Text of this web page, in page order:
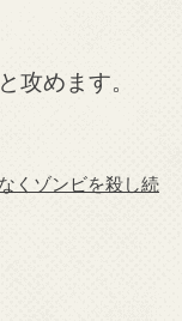
攻めます。
くゾンビを殺し続